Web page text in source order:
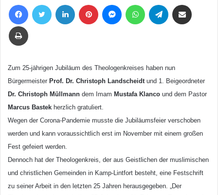
eine
E-
FacebookTwitter LinkedIn Pinterest MessengerWhatsAppTelegram
Drucken
Zum 25-jährigen Jubiläum des Theologenkreises haben nun
Bürgermeister Prof. Dr. Christoph Landscheidtund 1. Beigeordneter
Dr. Christoph Müllmann dem Imam Mustafa Klanco und dem Pastor
Marcus Bastek herzlich gratuliert.
Wegen der Corona-Pandemie musste die Jubiläumsfeier verschoben
werden und kann voraussichtlich erst im November mit einem großen
Fest gefeiert werden.
Dennoch hat der Theologenkreis, der aus Geistlichen der muslimischen
und christlichen Gemeinden in Kamp-Lintfort besteht, eine Festschrift
zu seiner Arbeit in den letzten 25 Jahren herausgegeben. „Der